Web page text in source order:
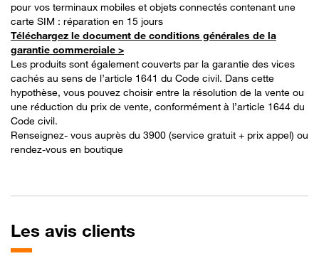
pour vos terminaux mobiles et objets connectés contenant une
carte SIM : réparation en 15 jours
Téléchargez le document de conditions générales de la
garantie commerciale >
Les produits sont également couverts par la garantie des vices
cachés au sens de l’article 1641 du Code civil. Dans cette
hypothèse, vous pouvez choisir entre la résolution de la vente ou
une réduction du prix de vente, conformément à l’article 1644 du
Code civil.
Renseignez- vous auprès du 3900 (service gratuit + prix appel) ou
rendez-vous en boutique
Les avis clients